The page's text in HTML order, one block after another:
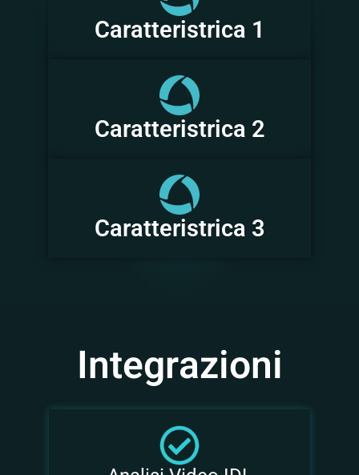
Caratteristrica 1
Caratteristrica 2
Caratteristrica 3
Integrazioni